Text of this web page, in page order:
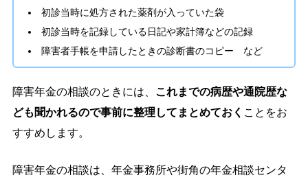
初診当時に処方された薬剤が入っていた袋
初診当時を記録している日記や家計簿などの記録
障害者手帳を申請したときの診断書のコピー など
障害年金の相談のときには、 これまでの病歴や通院歴な
ども聞かれるので事前に整理してまとめておく ことをお
すすめします。
障害年金の相談は、年金事務所や街角の年金相談センタ